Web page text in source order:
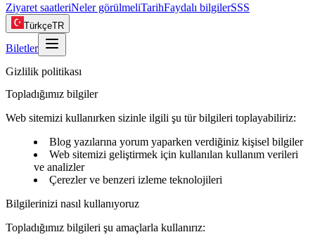
Ziyaret saatleriNeler görülmeliTarihFaydalı bilgilerSSS
TürkçeTR
Biletler
Gizlilik politikası
Topladığımız bilgiler
Web sitemizi kullanırken sizinle ilgili şu tür bilgileri toplayabiliriz:
Blog yazılarına yorum yaparken verdiğiniz kişisel bilgiler
Web sitemizi geliştirmek için kullanılan kullanım verileri
ve analizler
Çerezler ve benzeri izleme teknolojileri
Bilgilerinizi nasıl kullanıyoruz
Topladığımız bilgileri şu amaçlarla kullanırız: